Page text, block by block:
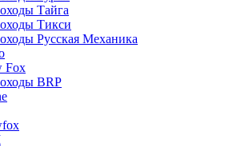
Тайга
Тикси
Русская Механика
Fox
BRP